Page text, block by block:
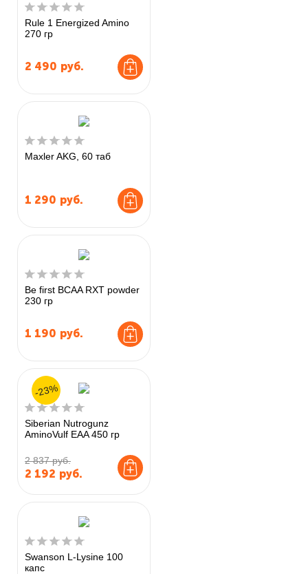
Rule 1 Energized Amino
270 гр
2 490 руб.
Maxler AKG, 60 таб
1 290 руб.
Be first BCAA RXT powder
230 гр
1 190 руб.
Siberian Nutrogunz
AminoVulf EAA 450 гр
2 837 руб.
2 192 руб.
-23%
Swanson L-Lysine 100
капс